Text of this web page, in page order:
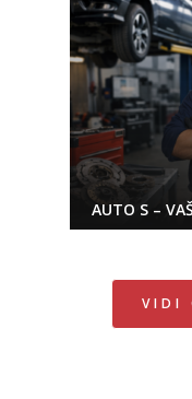
AUTO S –
VIDI